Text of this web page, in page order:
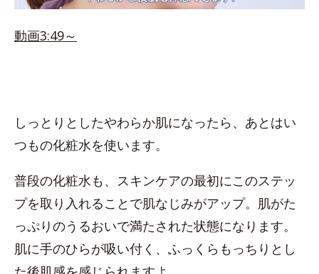
動画3:49～
しっとりとしたやわらか肌になったら、あとはい
つもの化粧水を使います。
普段の化粧水も、スキンケアの最初にこのステッ
プを取り入れることで肌なじみがアップ。肌がた
っぷりのうるおいで満たされた状態になります。
肌に手のひらが吸い付く、ふっくらもっちりとし